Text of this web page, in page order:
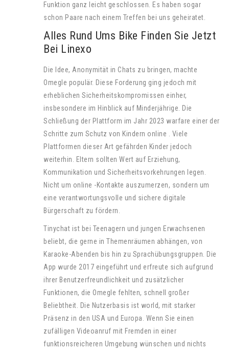
Funktion ganz leicht geschlossen. Es haben sogar
schon Paare nach einem Treffen bei uns geheiratet.
Alles Rund Ums Bike Finden Sie Jetzt
Bei Linexo
Die Idee, Anonymität in Chats zu bringen, machte
Omegle populär. Diese Forderung ging jedoch mit
erheblichen Sicherheitskompromissen einher,
insbesondere im Hinblick auf Minderjährige. Die
Schließung der Plattform im Jahr 2023 warfare einer der
Schritte zum Schutz von Kindern online . Viele
Plattformen dieser Art gefährden Kinder jedoch
weiterhin. Eltern sollten Wert auf Erziehung,
Kommunikation und Sicherheitsvorkehrungen legen.
Nicht um online -Kontakte auszumerzen, sondern um
eine verantwortungsvolle und sichere digitale
Bürgerschaft zu fördern.
Tinychat ist bei Teenagern und jungen Erwachsenen
beliebt, die gerne in Themenräumen abhängen, von
Karaoke-Abenden bis hin zu Sprachübungsgruppen. Die
App wurde 2017 eingeführt und erfreute sich aufgrund
ihrer Benutzerfreundlichkeit und zusätzlicher
Funktionen, die Omegle fehlten, schnell großer
Beliebtheit. Die Nutzerbasis ist world, mit starker
Präsenz in den USA und Europa. Wenn Sie einen
zufälligen Videoanruf mit Fremden in einer
funktionsreicheren Umgebung wünschen und nichts